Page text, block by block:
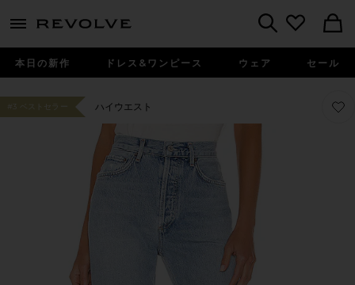
menu - shows more content
本日の新作 ドレス&ワンピース ウェア セール
#3 ベストセラー ハイウエスト お気
お気